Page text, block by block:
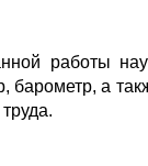
работы
барометр, а